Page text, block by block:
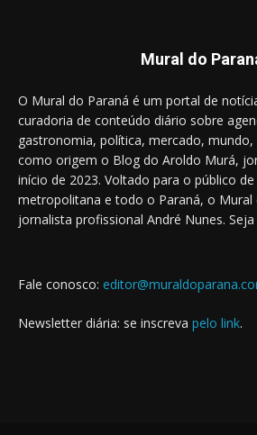
Mural do
O Mural do Paraná é um portal de
curadoria de conteúdo diário sobre
gastronomia, política, mercado,
como origem o Blog do Aroldo Murá,
início de 2023. Voltado para o público
metropolitana e todo o Paraná, o Mural
jornalista profissional André Nunes.
Fale conosco:
Newsletter diária: se inscreva pelo link.